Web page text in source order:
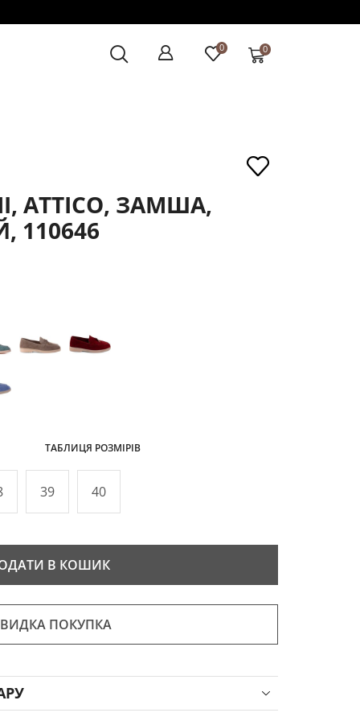
0 0
ATTICO, ЗАМША,
110646
ТАБЛИЦЯ РОЗМІРІВ
39 40
В КОШИК
ПОКУПКА